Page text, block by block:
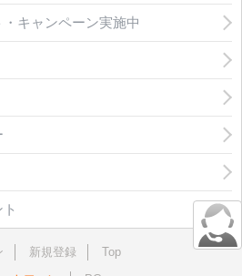
キャンペーン実施中
新規登録
Top